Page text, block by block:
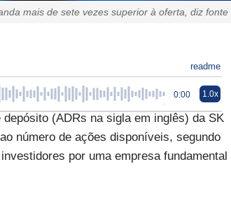
mais de sete vezes superior à oferta, diz fonte
readme
0:00 1.0x
(ADRs na sigla em inglês) da SK
número de ações disponíveis, segundo
por uma empresa fundamental